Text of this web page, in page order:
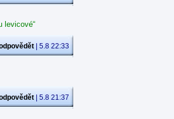
levicové“
| 5.8 22:33
| 5.8 21:37